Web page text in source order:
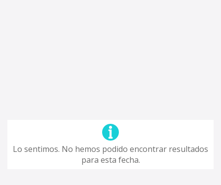
Lo sentimos. No hemos podido encontrar resultados
para esta fecha.